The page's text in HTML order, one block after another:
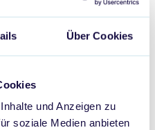
Über Cookies
und Anzeigen zu
soziale Medien anbieten
Geheimnisse
digitalen Pharma-